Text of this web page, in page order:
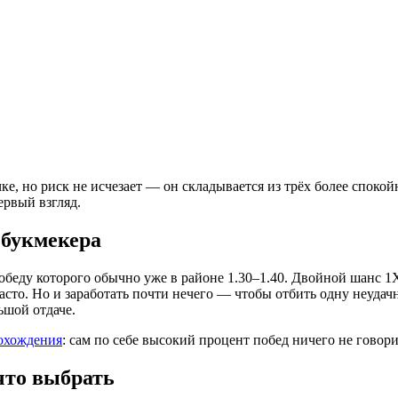
но риск не исчезает — он складывается из трёх более
взгляд.
которого обычно уже в районе 1.30–1.40. Двойной шанс
Но и заработать почти нечего — чтобы отбить одну
отдаче.
: сам по себе высокий процент побед ничего не
выбрать